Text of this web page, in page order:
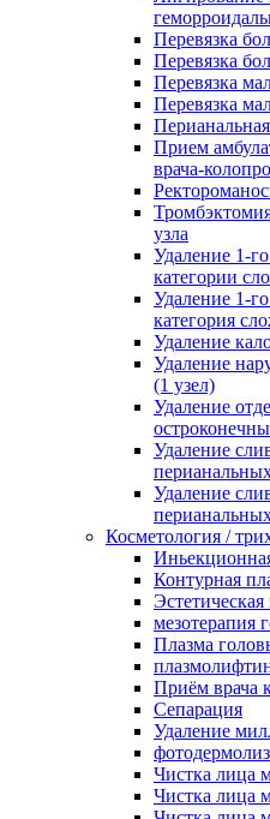
Перевязка
Перевязка
Перевязка
Перевязка
Прием
врача-
узла
Удаление 1-
категории
Удаление 1-
категория
Удаление
Удаление
(1 узел)
Удаление
Удаление
Удаление
Косметология /
Контурная
мезотерапия
Плазма
Приём врача
Сепарация
Удаление
фотодермолиз
Чистка лица
Чистка лица